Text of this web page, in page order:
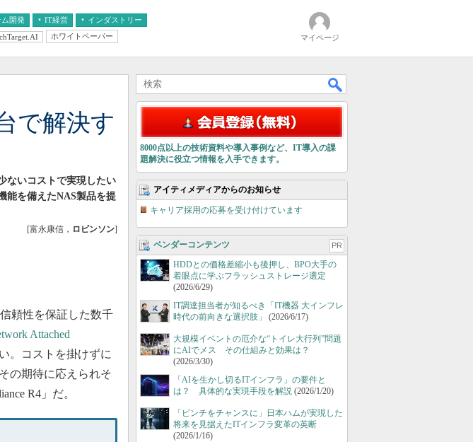
ム開発 IT経営 インダストリー
ホワイトペーパー マイページ
で解決す
ないコストで実現したい
能を備えたNAS製品を提
[富永康信， ロビンソン]
頼性を保証した数千
Attached
。コストを掛けずに
の期待に応えられそ
R4」だ。
8000点以上の技術資料や導入事例など、IT導入の課
題解決に役立つ情報を入手できます。
アイティメディアからのお知らせ
キャリア採用の応募を受け付けています
ベンダーコンテンツ PR
HDDとの価格差縮小も後押し、BPO大手の
着眼点に学ぶフラッシュストレージ選定
(2026/6/29)
IT調達担当者が知るべき「IT機器 大インフレ
時代の前向きな選択肢」
(2026/6/17)
大規模イベントの厄介な“トイレ大行列”問題
にAIでメス その仕組みと効果は？
(2026/3/30)
「AIを生かし切るITインフラ」の要件と
は？ 具体的な実現手段を解説 (2026/1/20)
「ピンチをチャンスに」日本ハムが実現した
将来を見据えたITインフラ変革の英断
(2026/1/16)